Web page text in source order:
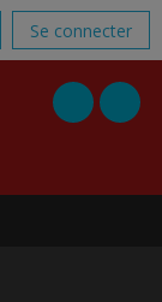
Se connecter